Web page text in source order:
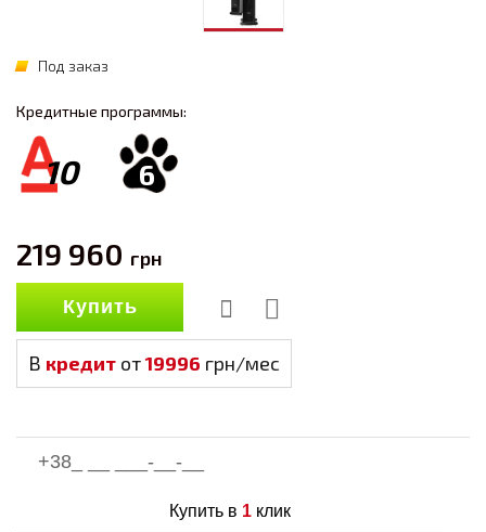
Под заказ
Кредитные программы:
10 6
219 960 грн
Купить
В кредит от19996 грн/мес
Купить в 1клик